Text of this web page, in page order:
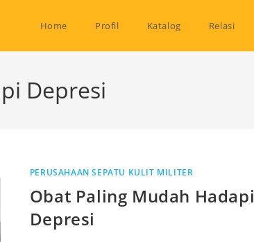
Home Profil Katalog Relasi
Depresi
PERUSAHAAN SEPATU KULIT MILITER
Obat Paling Mudah Hadapi
Depresi